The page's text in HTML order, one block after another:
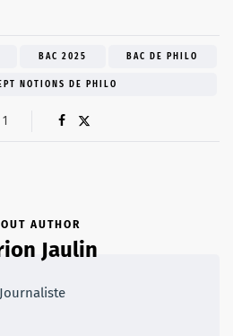
BAC 2025 BAC DE PHILO
NOTIONS DE PHILO
1
AUTHOR
Jaulin
Journaliste